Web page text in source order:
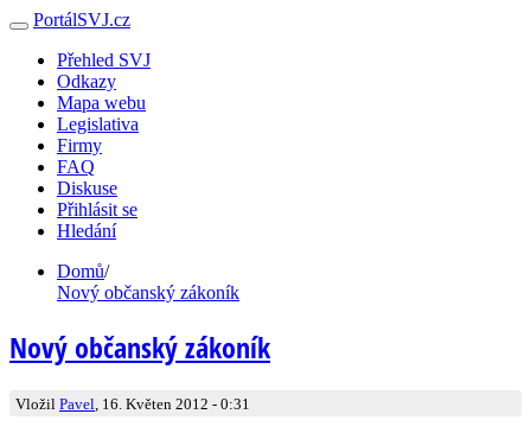
PortálSVJ.cz
Přehled SVJ
Odkazy
Mapa webu
Legislativa
Firmy
FAQ
Diskuse
Přihlásit se
Hledání
Domů/
Nový občanský zákoník
Nový občanský zákoník
Vložil Pavel , 16. Květen 2012 - 0:31